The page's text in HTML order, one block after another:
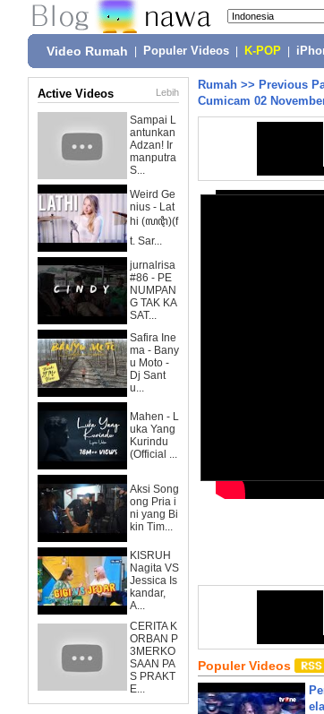
Video Rumah Populer Videos K-POP
Active Videos Lebih
Sampai L
antunkan
Adzan! Ir
manputra
S...
Weird Ge
nius - Lat
hi (ꦭꦛꦶ)(f
t. Sar...
jurnalrisa
#86 - PE
NUMPAN
G TAK KA
SAT...
Safira Ine
ma - Bany
u Moto -
Dj Sant
u...
Mahen - L
uka Yang
Kurindu
(Official ...
Aksi Song
ong Pria i
ni yang Bi
kin Tim...
KISRUH
Nagita VS
Jessica Is
kandar,
A...
CERITA K
ORBAN P
3MERKO
SAAN PA
S PRAKT
E...
Rumah >> Previous
Cumicam 02
Populer Videos